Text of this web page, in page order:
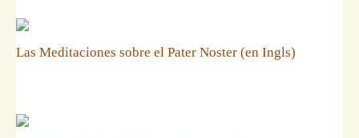
Las Meditaciones sobre el Pater Noster (en Ingls)